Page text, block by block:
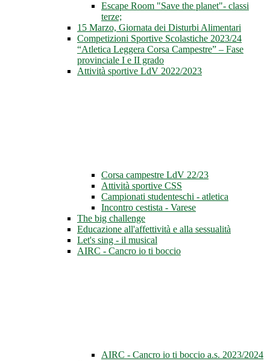
Escape Room "Save the planet"- classi
terze;
15 Marzo, Giornata dei Disturbi Alimentari
Competizioni Sportive Scolastiche 2023/24
“Atletica Leggera Corsa Campestre” – Fase
provinciale I e II grado
Attività sportive LdV 2022/2023
Corsa campestre LdV 22/23
Attività sportive CSS
Campionati studenteschi - atletica
Incontro cestista - Varese
The big challenge
Educazione all'affettività e alla sessualità
Let's sing - il musical
AIRC - Cancro io ti boccio
AIRC - Cancro io ti boccio a.s. 2023/2024